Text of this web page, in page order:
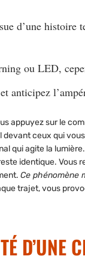
d’une
ou LED,
anticipez
appuyez sur le
devant ceux qui
qui agite la
identique. Vous
Ce phénomène
trajet, vous
D’UNE